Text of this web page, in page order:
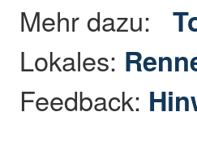
Mehr dazu:
Lokales:
Feedback: